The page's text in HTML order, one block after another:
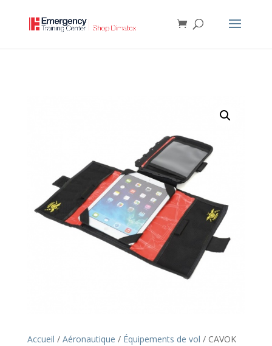
Accueil / Aéronautique / Équipements de vol / CAVOK